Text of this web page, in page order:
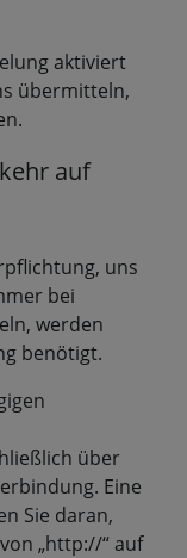
aktiviert
übermitteln,
auf
uns
bei
werden
benötigt.
über
Eine
Sie daran,
„http://“ auf